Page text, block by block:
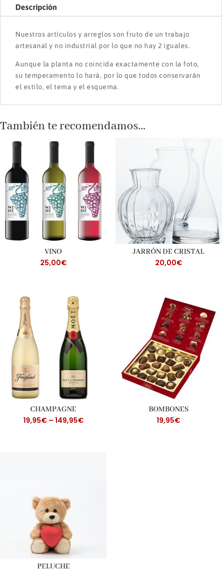
Descripción
Nuestros artículos y arreglos son fruto de un trabajo
artesanal y no industrial por lo que no hay 2 iguales.
Aunque la planta no coincida exactamente con la foto,
su temperamento lo hará, por lo que todos conservarán
el estilo, el tema y el esquema.
También te recomendamos…
VINO
25,00€
JARRÓN DE CRISTAL
20,00€
CHAMPAGNE
19,95€– 149,95€
BOMBONES
19,95€
PELUCHE